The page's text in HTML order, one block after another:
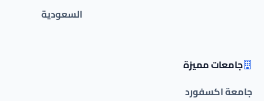
السعودية
جامعات مميزة
جامعة اكسفورد